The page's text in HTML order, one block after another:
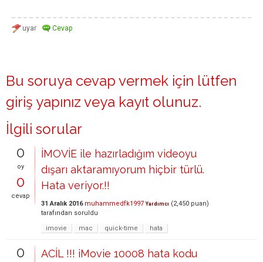
Bu soruya cevap vermek için lütfen
giriş yapınız veya kayıt olunuz.
İlgili sorular
0
oy
0
cevap
İMOVİE ile hazırladığım videoyu
dışarı aktaramıyorum hiçbir türlü.
Hata veriyor.!!
31 Aralık 2016 muhammedfk1997 Yardımcı (2,450 puan)
tarafından soruldu
imovie
mac quick-time hata
0 ACİL !!! iMovie 10008 hata kodu